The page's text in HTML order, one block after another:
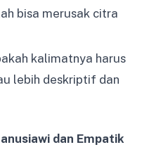
bisa merusak citra
kalimatnya harus
lebih deskriptif dan
dan Empatik